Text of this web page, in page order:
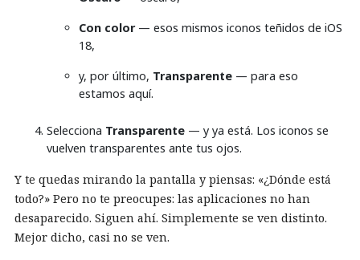
Con color— esos mismos iconos teñidos de iOS
18,
y, por último, Transparente — para eso
estamos aquí.
Selecciona Transparente — y ya está. Los iconos se
vuelven transparentes ante tus ojos.
Y te quedas mirando la pantalla y piensas: «¿Dónde está
todo?» Pero no te preocupes: las aplicaciones no han
desaparecido. Siguen ahí. Simplemente se ven distinto.
Mejor dicho, casi no se ven.